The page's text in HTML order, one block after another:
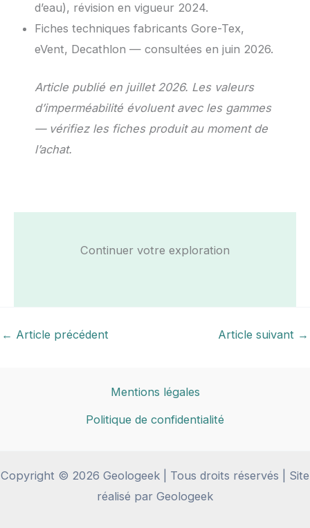
d’eau), révision en vigueur 2024.
Fiches techniques fabricants Gore-Tex,
eVent, Decathlon — consultées en juin 2026.
Article publié en juillet 2026. Les valeurs
d’imperméabilité évoluent avec les gammes
— vérifiez les fiches produit au moment de
l’achat.
Continuer votre exploration
← Article précédent Article suivant →
Mentions légales
Politique de confidentialité
Copyright © 2026 Geologeek | Tous droits réservés | Site
réalisé par Geologeek